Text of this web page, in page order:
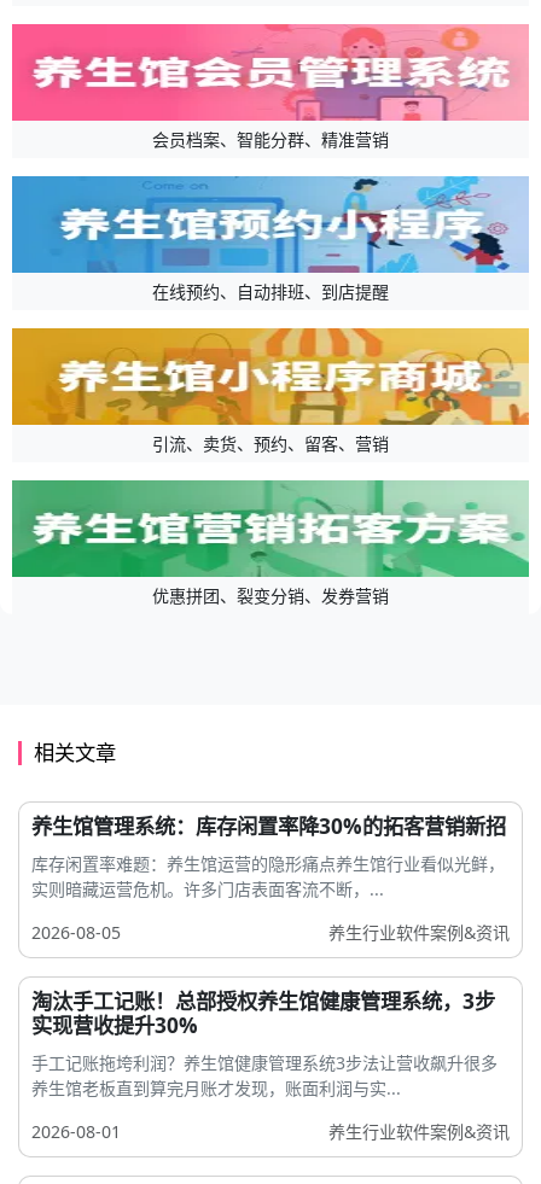
会员档案、智能分群、精准营销
在线预约、自动排班、到店提醒
引流、卖货、预约、留客、营销
优惠拼团、裂变分销、发券营销
相关文章
养生馆管理系统：库存闲置率降30%的拓客营销新招
库存闲置率难题：养生馆运营的隐形痛点养生馆行业看似光鲜，
实则暗藏运营危机。许多门店表面客流不断，...
2026-08-05
养生行业软件案例&资讯
淘汰手工记账！总部授权养生馆健康管理系统，3步
实现营收提升30%
手工记账拖垮利润？养生馆健康管理系统3步法让营收飙升很多
养生馆老板直到算完月账才发现，账面利润与实...
2026-08-01
养生行业软件案例&资讯